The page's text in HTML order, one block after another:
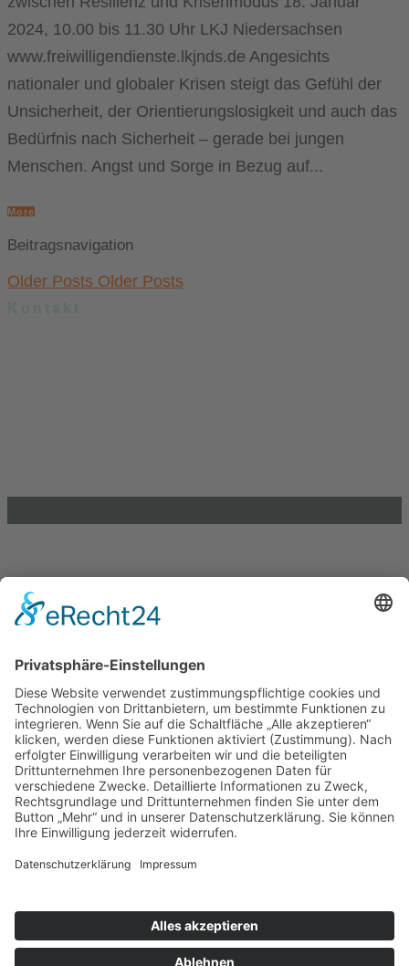
2024, 10.00 bis 11.30 Uhr LKJ Niedersachsen
www.freiwilligendienste.lkjnds.de Angesichts
nationaler und globaler Krisen steigt das Gefühl der
Unsicherheit, der Orientierungslosigkeit und auch das
Bedürfnis nach Sicherheit – gerade bei jungen
Menschen. Angst und Sorge in Bezug auf...
More
Beitragsnavigation
Older Posts Older Posts
Online-Einkäufe. Ganz ohne Mehrkosten.
Kontakt
Impressum
Datenschutzerklärung
Barrierefreiheitserklärung
Downloads
Facebook
Instagram Vimeo Youtube
Die lkj verwendet Cookies, um die Webseite